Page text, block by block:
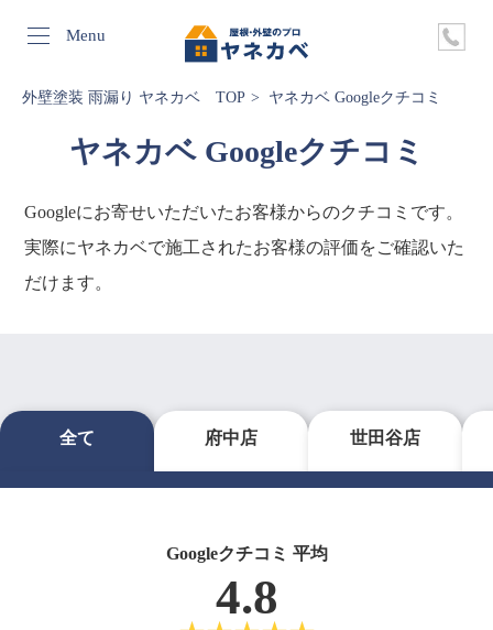
Menu
外壁塗装 雨漏り ヤネカベ TOP ヤネカベ Googleクチコミ
ヤネカベ Googleクチコミ
Googleにお寄せいただいたお客様からのクチコミです。
実際にヤネカベで施工されたお客様の評価をご確認いた
だけます。
全て 府中店 世田谷店
Googleクチコミ 平均
4.8